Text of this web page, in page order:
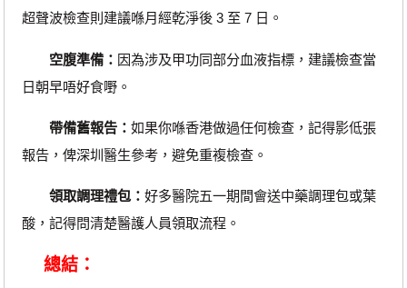
超聲波檢查則建議喺月經乾淨後 3 至 7 日。
空腹準備： 因為涉及甲功同部分血液指標，建議檢查當
日朝早唔好食嘢。
帶備舊報告： 如果你喺香港做過任何檢查，記得影低張
報告，俾深圳醫生參考，避免重複檢查。
領取調理禮包： 好多醫院五一期間會送中藥調理包或葉
酸，記得問清楚醫護人員領取流程。
總結：